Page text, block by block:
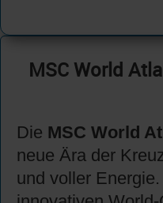
MSC World
Die MSC World
neue Ära der
und voller